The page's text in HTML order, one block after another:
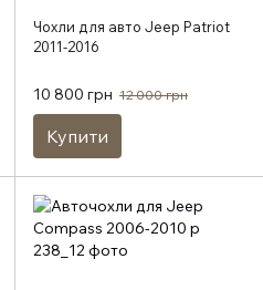
Чохли для авто Jeep Patriot
2011-2016
10 800 грн 12 000 грн
Купити